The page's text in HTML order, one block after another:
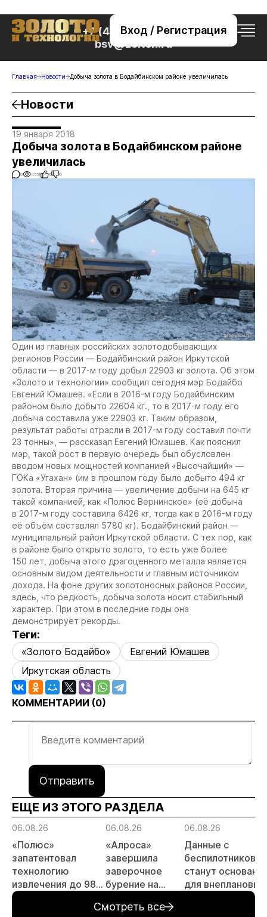
Вход / Регистрация
+7 (495) 221-76-32
bsv@zolteh.ru
Главная Новости Добыча золота в Бодайбинском районе увеличилась
Новости
19 января 2018
Добыча золота в Бодайбинском районе
увеличилась
0 4551 0 0
Один из главных российских золотодобывающих
регионов России — Бодайбинский район Иркутской
области — в 2017-м году добыл 22903 кг золота. Об этом
«Золото и технологии» сообщил сегодня мэр Бодайбо
Евгений Юмашев. «Если в 2016-м году Бодайбинским
районом было добыто 22604 кг., то в 2017-м году его
добыча составила уже 22903 кг. Таким образом,
результат работы отрасли в 2017-м году составил почти
23 тонны», — рассказал Евгений Юмашев. Как пояснил
мэр, такой рост в первую очередь был обусловлен
вводом новых мощностей компанией «Высочайший» —
ГОКа «Угахан» (им в прошлом году было добыто 494 кг
золота. Вторая причина — увеличение добычи на 645 кг
такой компанией, как «Полюс Вернинское» (её добыча
в 2017-м году составила 6426 кг, тогда как в 2016-м году
её объём составлял 5780 кг). Бодайбинский район —
муниципальный район Иркутской области. С тех пор, как
в районе было открыто золото, то есть уже более
150 лет, добыча этого драгоценного металла является
основным видом деятельности и главным источником
дохода. На фоне других золотоносных районов России,
здесь, что редкость, добыча золота носит стабильный
характер. При этом в последние годы она
демонстрирует рекорды.
Теги:
«Золото Бодайбо»
Евгений Юмашев
Иркутская область
КОММЕНТАРИИ (0)
Отправить
ЕЩЕ ИЗ ЭТОГО РАЗДЕЛА
06.08.26
«Полюс»
запатентовал
технологию
извлечения до 98%
золота из
металлургического
06.08.26
«Алроса»
завершила
заверочное
бурение на
месторождении
06.08.26
Данные с
беспилотников
станут
для внеплановых
Смотреть все